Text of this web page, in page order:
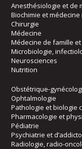
Anesthésiologie et de
Biochimie et
Chirurgie
Médecine
Médecine de famille
Microbiologie,
Neurosciences
Nutrition
Obstétrique-
Ophtalmologie
Pathologie et biologie
Pharmacologie et
Pédiatrie
Psychiatrie et
Radiologie, radio-